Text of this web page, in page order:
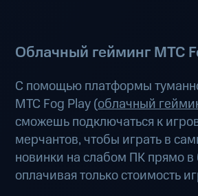
Облачный гейминг МТС
С помощью платформы
МТС Fog Play (облачный
сможешь подключаться к
мерчантов, чтобы играть в
новинки на слабом ПК прямо в
оплачивая только стоимость